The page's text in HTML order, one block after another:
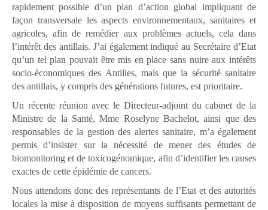
rapidement possible d’un plan d’action global impliquant de
façon transversale les aspects environnementaux, sanitaires et
agricoles, afin de remédier aux problèmes actuels, cela dans
l’intérêt des antillais. J’ai également indiqué au Secrétaire d’Etat
qu’un tel plan pouvait être mis en place sans nuire aux intérêts
socio-économiques des Antilles, mais que la sécurité sanitaire
des antillais, y compris des générations futures, est prioritaire.
Un récente réunion avec le Directeur-adjoint du cabinet de la
Ministre de la Santé, Mme Roselyne Bachelot, ainsi que des
responsables de la gestion des alertes sanitaire, m’a également
permis d’insister sur la nécessité de mener des études de
biomonitoring et de toxicogénomique, afin d’identifier les causes
exactes de cette épidémie de cancers.
Nous attendons donc des représentants de l’Etat et des autorités
locales la mise à disposition de moyens suffisants permettant de